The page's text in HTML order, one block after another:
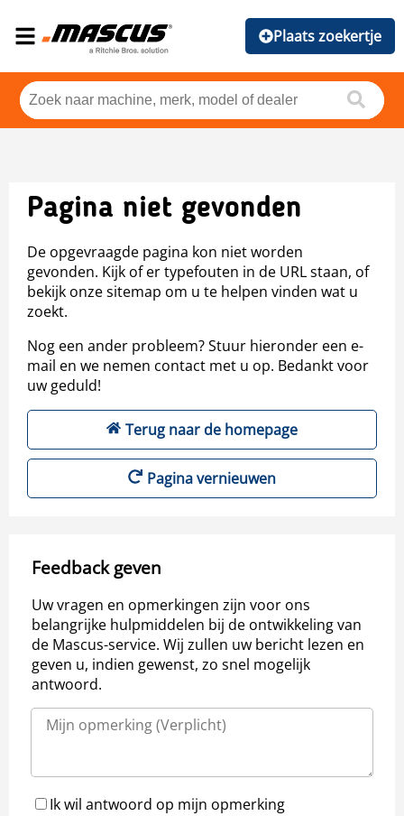
Plaats zoekertje
Pagina niet gevonden
De opgevraagde pagina kon niet worden
gevonden. Kijk of er typefouten in de URL staan, of
bekijk onze sitemap om u te helpen vinden wat u
zoekt.
Nog een ander probleem? Stuur hieronder een e-
mail en we nemen contact met u op. Bedankt voor
uw geduld!
Terug naar de homepage
Pagina vernieuwen
Feedback geven
Uw vragen en opmerkingen zijn voor ons
belangrijke hulpmiddelen bij de ontwikkeling van
de Mascus-service. Wij zullen uw bericht lezen en
geven u, indien gewenst, zo snel mogelijk
antwoord.
Ik wil antwoord op mijn opmerking